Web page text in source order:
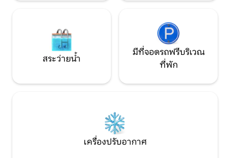
สระว่ายน้ำ
มีที่จอดรถฟรีบริเวณ
ที่พัก
เครื่องปรับอากาศ